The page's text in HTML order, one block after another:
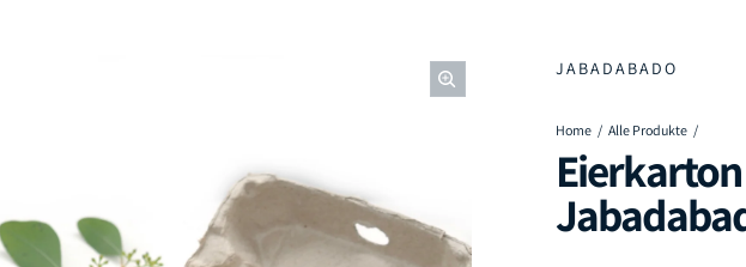
JABADABADO
Home Alle Produkte